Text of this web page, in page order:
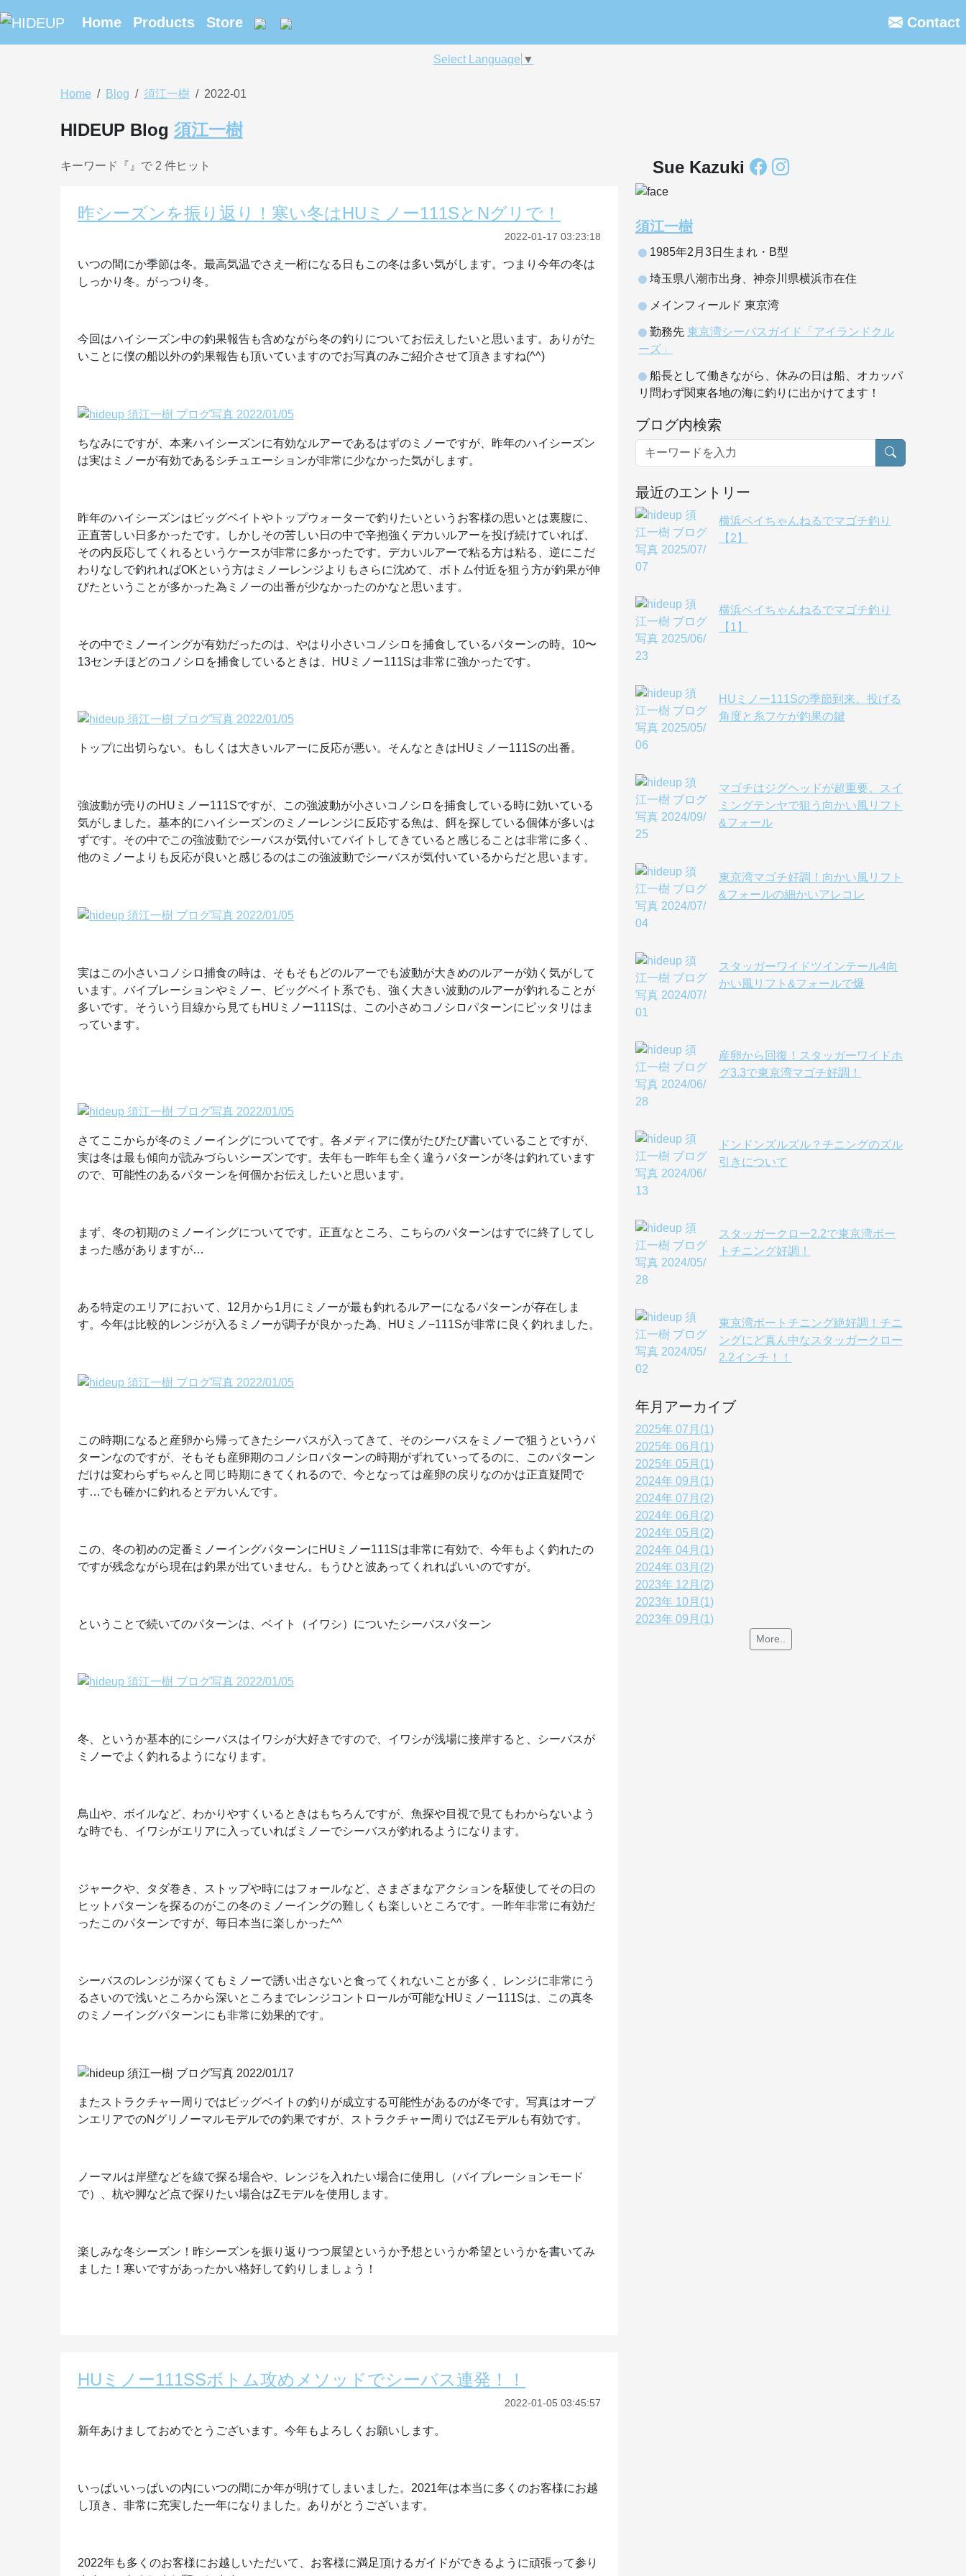
Home Products Store Contact
Select Language ▼
Home Blog 須江一樹 2022-01
HIDEUP Blog 須江一樹
キーワード『 』で 2 件ヒット
昨シーズンを振り返り！寒い冬はHUミノー111SとNグリで！
2022-01-17 03:23:18
いつの間にか季節は冬。最高気温でさえ一桁になる日もこの冬は多い気がします。つまり今年の冬は
しっかり冬。がっつり冬。
今回はハイシーズン中の釣果報告も含めながら冬の釣りについてお伝えしたいと思います。ありがた
いことに僕の船以外の釣果報告も頂いていますのでお写真のみご紹介させて頂きますね(^^)
ちなみにですが、本来ハイシーズンに有効なルアーであるはずのミノーですが、昨年のハイシーズン
は実はミノーが有効であるシチュエーションが非常に少なかった気がします。
昨年のハイシーズンはビッグベイトやトップウォーターで釣りたいというお客様の思いとは裏腹に、
正直苦しい日多かったです。しかしその苦しい日の中で辛抱強くデカいルアーを投げ続けていれば、
その内反応してくれるというケースが非常に多かったです。デカいルアーで粘る方は粘る、逆にこだ
わりなしで釣れればOKという方はミノーレンジよりもさらに沈めて、ボトム付近を狙う方が釣果が伸
びたということが多かった為ミノーの出番が少なかったのかなと思います。
その中でミノーイングが有効だったのは、やはり小さいコノシロを捕食しているパターンの時。10〜
13センチほどのコノシロを捕食しているときは、HUミノー111Sは非常に強かったです。
トップに出切らない。もしくは大きいルアーに反応が悪い。そんなときはHUミノー111Sの出番。
強波動が売りのHUミノー111Sですが、この強波動が小さいコノシロを捕食している時に効いている
気がしました。基本的にハイシーズンのミノーレンジに反応する魚は、餌を探している個体が多いは
ずです。その中でこの強波動でシーバスが気付いてバイトしてきていると感じることは非常に多く、
他のミノーよりも反応が良いと感じるのはこの強波動でシーバスが気付いているからだと思います。
実はこの小さいコノシロ捕食の時は、そもそもどのルアーでも波動が大きめのルアーが効く気がして
います。バイブレーションやミノー、ビッグベイト系でも、強く大きい波動のルアーが釣れることが
多いです。そういう目線から見てもHUミノー111Sは、この小さめコノシロパターンにピッタリはま
っています。
さてここからが冬のミノーイングについてです。各メディアに僕がたびたび書いていることですが、
実は冬は最も傾向が読みづらいシーズンです。去年も一昨年も全く違うパターンが冬は釣れています
ので、可能性のあるパターンを何個かお伝えしたいと思います。
まず、冬の初期のミノーイングについてです。正直なところ、こちらのパターンはすでに終了してし
まった感がありますが…
ある特定のエリアにおいて、12月から1月にミノーが最も釣れるルアーになるパターンが存在しま
す。今年は比較的レンジが入るミノーが調子が良かった為、HUミノ−111Sが非常に良く釣れました。
この時期になると産卵から帰ってきたシーバスが入ってきて、そのシーバスをミノーで狙うというパ
ターンなのですが、そもそも産卵期のコノシロパターンの時期がずれていってるのに、このパターン
だけは変わらずちゃんと同じ時期にきてくれるので、今となっては産卵の戻りなのかは正直疑問で
す…でも確かに釣れるとデカいんです。
この、冬の初めの定番ミノーイングパターンにHUミノー111Sは非常に有効で、今年もよく釣れたの
ですが残念ながら現在は釣果が出ていません。もうひと波あってくれればいいのですが。
ということで続いてのパターンは、ベイト（イワシ）についたシーバスパターン
冬、というか基本的にシーバスはイワシが大好きですので、イワシが浅場に接岸すると、シーバスが
ミノーでよく釣れるようになります。
鳥山や、ボイルなど、わかりやすくいるときはもちろんですが、魚探や目視で見てもわからないよう
な時でも、イワシがエリアに入っていればミノーでシーバスが釣れるようになります。
ジャークや、タダ巻き、ストップや時にはフォールなど、さまざまなアクションを駆使してその日の
ヒットパターンを探るのがこの冬のミノーイングの難しくも楽しいところです。一昨年非常に有効だ
ったこのパターンですが、毎日本当に楽しかった^^
シーバスのレンジが深くてもミノーで誘い出さないと食ってくれないことが多く、レンジに非常にう
るさいので浅いところから深いところまでレンジコントロールが可能なHUミノー111Sは、この真冬
のミノーイングパターンにも非常に効果的です。
またストラクチャー周りではビッグベイトの釣りが成立する可能性があるのが冬です。写真はオープ
ンエリアでのNグリノーマルモデルでの釣果ですが、ストラクチャー周りではZモデルも有効です。
ノーマルは岸壁などを線で探る場合や、レンジを入れたい場合に使用し（バイブレーションモード
で）、杭や脚など点で探りたい場合はZモデルを使用します。
楽しみな冬シーズン！昨シーズンを振り返りつつ展望というか予想というか希望というかを書いてみ
ました！寒いですがあったかい格好して釣りしましょう！
HUミノー111SSボトム攻めメソッドでシーバス連発！！
2022-01-05 03:45:57
新年あけましておめでとうございます。今年もよろしくお願いします。
いっぱいいっぱいの内にいつの間にか年が明けてしまいました。2021年は本当に多くのお客様にお越
し頂き、非常に充実した一年になりました。ありがとうございます。
2022年も多くのお客様にお越しいただいて、お客様に満足頂けるガイドができるように頑張って参り
Sue Kazuki
須江一樹
1985年2月3日生まれ・B型
埼玉県八潮市出身、神奈川県横浜市在住
メインフィールド 東京湾
勤務先 東京湾シーバスガイド「アイランドクル
ーズ」
船長として働きながら、休みの日は船、オカッパ
リ問わず関東各地の海に釣りに出かけてます！
ブログ内検索
最近のエントリー
横浜ベイちゃんねるでマゴチ釣り
【2】
横浜ベイちゃんねるでマゴチ釣り
【1】
HUミノー111Sの季節到来。投げる
角度と糸フケが釣果の鍵
マゴチはジグヘッドが超重要。スイ
ミングテンヤで狙う向かい風リフト
&フォール
東京湾マゴチ好調！向かい風リフト
&フォールの細かいアレコレ
スタッガーワイドツインテール4向
かい風リフト&フォールで爆
産卵から回復！スタッガーワイドホ
グ3.3で東京湾マゴチ好調！
ドンドンズルズル？チニングのズル
引きについて
スタッガークロー2.2で東京湾ボー
トチニング好調！
東京湾ボートチニング絶好調！チニ
ングにど真ん中なスタッガークロー
2.2インチ！！
年月アーカイブ
2025年 07月(1)
2025年 06月(1)
2025年 05月(1)
2024年 09月(1)
2024年 07月(2)
2024年 06月(2)
2024年 05月(2)
2024年 04月(1)
2024年 03月(2)
2023年 12月(2)
2023年 10月(1)
2023年 09月(1)
More..